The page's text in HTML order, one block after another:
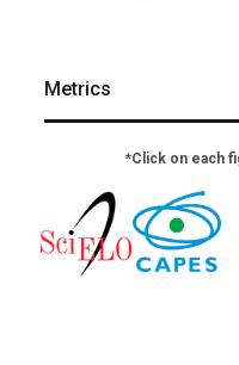
Metrics
*Click on each